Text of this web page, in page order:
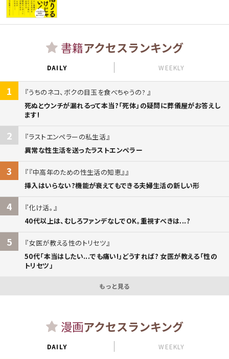
書籍アクセスランキング
DAILY WEEKLY
1
うちのネコ、ボクの目玉を食べちゃうの?
死ぬとウンチが漏れるって本当?「死体」の疑問に葬儀屋がお答えし
ます!
2
ラストエンペラーの私生活
異常な性生活を送ったラストエンペラー
3
『中高年のための性生活の知恵』
挿入はいらない?機能が衰えてもできる夫婦生活の新しい形
4
化け活。
40代以上は、むしろファンデなしでOK。重視すべきは...?
5
女医が教える性のトリセツ
50代「本当はしたい...でも痛い!」どうすれば? 女医が教える「性の
トリセツ」
もっと見る
漫画アクセスランキング
DAILY WEEKLY